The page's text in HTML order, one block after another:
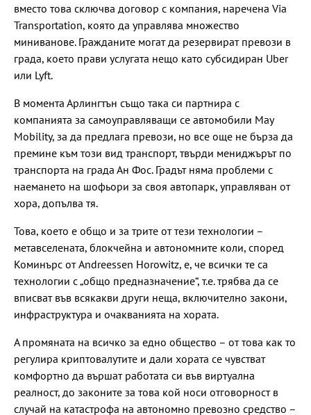
вместо това сключва договор с компания, наречена Via
Transportation, която да управлява множество
миниванове. Гражданите могат да резервират превози в
града, което прави услугата нещо като субсидиран Uber
или Lyft.
В момента Арлингтън също така си партнира с
компанията за самоуправляващи се автомобили May
Mobility, за да предлага превози, но все още не бърза да
премине към този вид транспорт, твърди мениджърът по
транспорта на града Ан Фос. Градът няма проблеми с
наемането на шофьори за своя автопарк, управляван от
хора, допълва тя.
Това, което е общо и за трите от тези технологии –
метавселената, блокчейна и автономните коли, според
Коминърс от Andreessen Horowitz, е, че всички те са
технологии с „общо предназначение“, т.е. трябва да се
вписват във всякакви други неща, включително закони,
инфраструктура и очакванията на хората.
А промяната на всичко за едно общество – от това как то
регулира криптовалутите и дали хората се чувстват
комфортно да вършат работата си във виртуална
реалност, до законите за това кой носи отговорност в
случай на катастрофа на автономно превозно средство –